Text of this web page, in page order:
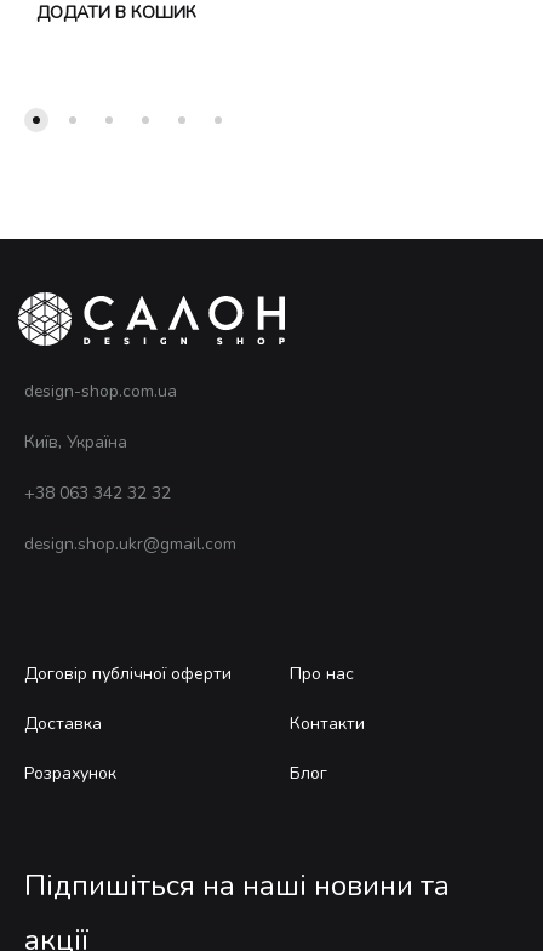
ДОДАТИ В КОШИК
design-shop.com.ua
Київ, Україна
+38 063 342 32 32
design.shop.ukr@gmail.com
Договір публічної оферти
Доставка
Розрахунок
Про нас
Контакти
Блог
Підпишіться на наші новини та
акції